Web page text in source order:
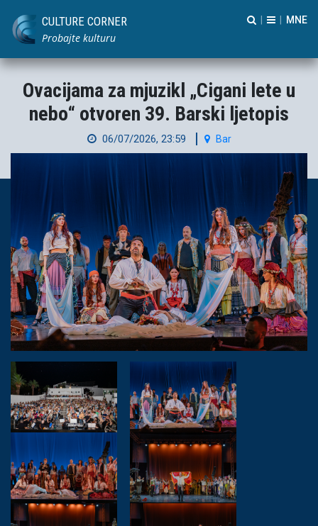
CULTURE CORNER
Probajte kulturu
Ovacijama za mjuzikl „Cigani lete u
nebo“ otvoren 39. Barski ljetopis
06/07/2026, 23:59 Bar